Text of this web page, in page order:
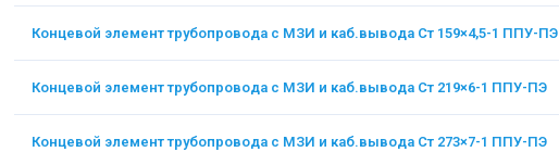
Концевой элемент трубопровода с МЗИ и каб.вывода Ст 159×4,5-1 ППУ-ПЭ
Концевой элемент трубопровода с МЗИ и каб.вывода Ст 219×6-1 ППУ-ПЭ
Концевой элемент трубопровода с МЗИ и каб.вывода Ст 273×7-1 ППУ-ПЭ